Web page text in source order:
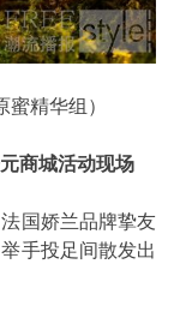
蜜精华组）
商城活动现场
国娇兰品牌挚友
手投足间散发出